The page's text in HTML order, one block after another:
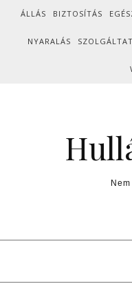
Skip to content
ÁLLÁS BIZTOSÍTÁS
NYARALÁS